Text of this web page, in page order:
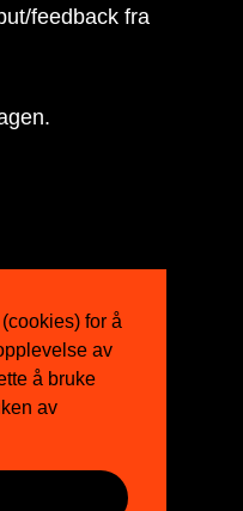
for å
av
å bruke
av
feedback fra